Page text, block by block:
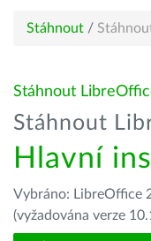
Stáhnout /
Stáhnout
Stáhnout
Hlavní
Vybráno: LibreOffice
(vyžadována verze